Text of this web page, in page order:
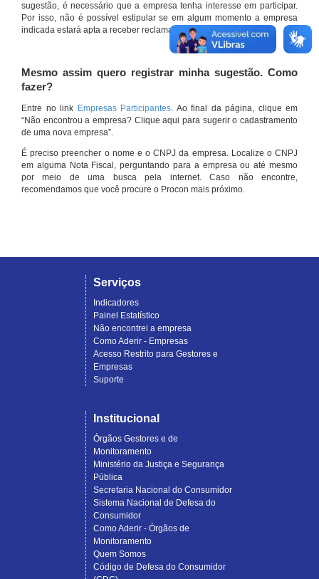
sugestão, é necessário que a empresa tenha interesse em participar.
Por isso, não é possível estipular se em algum momento a empresa
indicada estará apta a receber reclamações por meio do site.
Mesmo assim quero registrar minha sugestão. Como
fazer?
Entre no link Empresas Participantes. Ao final da página, clique em
“Não encontrou a empresa? Clique aqui para sugerir o cadastramento
de uma nova empresa”.
É preciso preencher o nome e o CNPJ da empresa. Localize o CNPJ
em alguma Nota Fiscal, perguntando para a empresa ou até mesmo
por meio de uma busca pela internet. Caso não encontre,
recomendamos que você procure o Procon mais próximo.
Serviços
Indicadores
Painel Estatístico
Não encontrei a empresa
Como Aderir - Empresas
Acesso Restrito para Gestores e
Empresas
Suporte
Institucional
Órgãos Gestores e de
Monitoramento
Ministério da Justiça e Segurança
Pública
Secretaria Nacional do Consumidor
Sistema Nacional de Defesa do
Consumidor
Como Aderir - Órgãos de
Monitoramento
Quem Somos
Código de Defesa do Consumidor